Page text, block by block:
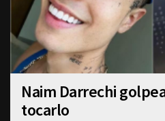
Naim Darrechi
tocarlo